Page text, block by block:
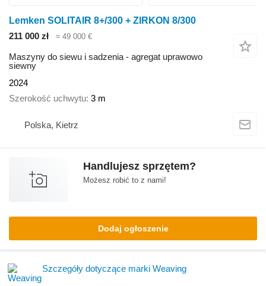
Lemken SOLITAIR 8+/300 + ZIRKON 8/300
211 000 zł
≈ 49 000 €
Maszyny do siewu i sadzenia - agregat uprawowo
siewny
2024
Szerokość uchwytu 3 m
Polska, Kietrz
Handlujesz sprzętem?
Możesz robić to z nami!
Dodaj ogłoszenie
Szczegóły dotyczące marki Weaving